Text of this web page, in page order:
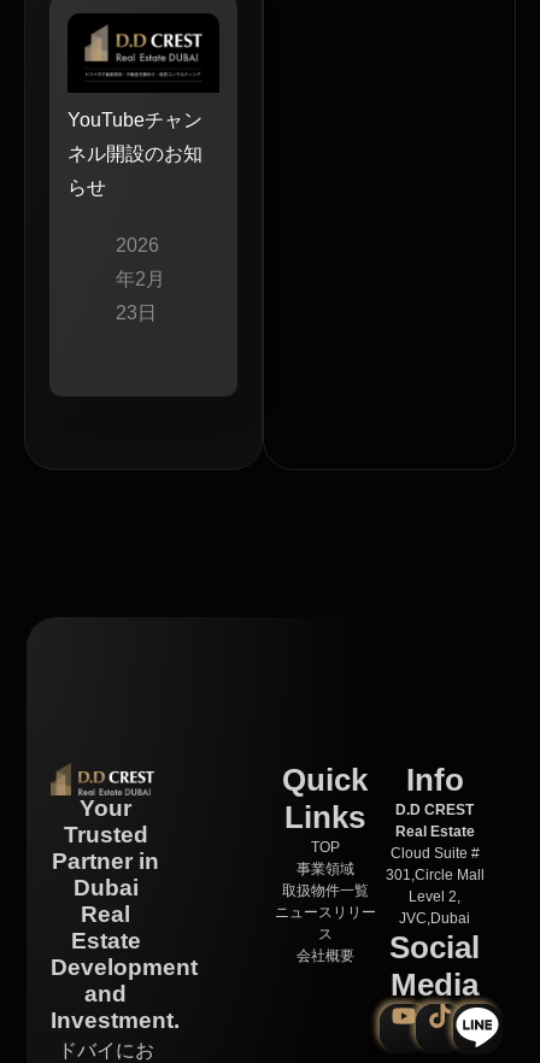
YouTubeチャン
ネル開設のお知
らせ
2026
年2月
23日
Your
Trusted
Partner in
Dubai
Real
Estate
Development
and
Investment.
ドバイにお
Quick
Links
TOP
事業領域
取扱物件一覧
ニュースリリー
ス
会社概要
Info
D.D CREST
Real Estate
Cloud Suite #
301,Circle Mall
Level 2,
JVC,Dubai
Social
Media